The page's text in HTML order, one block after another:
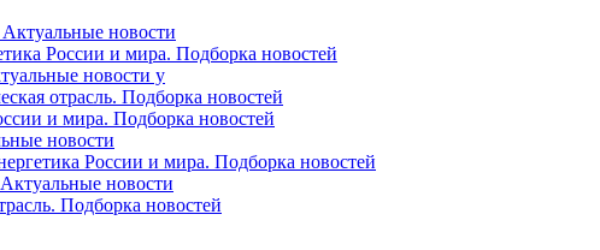
новости
России и мира. Подборка новостей
новости у
отрасль. Подборка новостей
и мира. Подборка новостей
новости
России и мира. Подборка новостей
новости
Подборка новостей